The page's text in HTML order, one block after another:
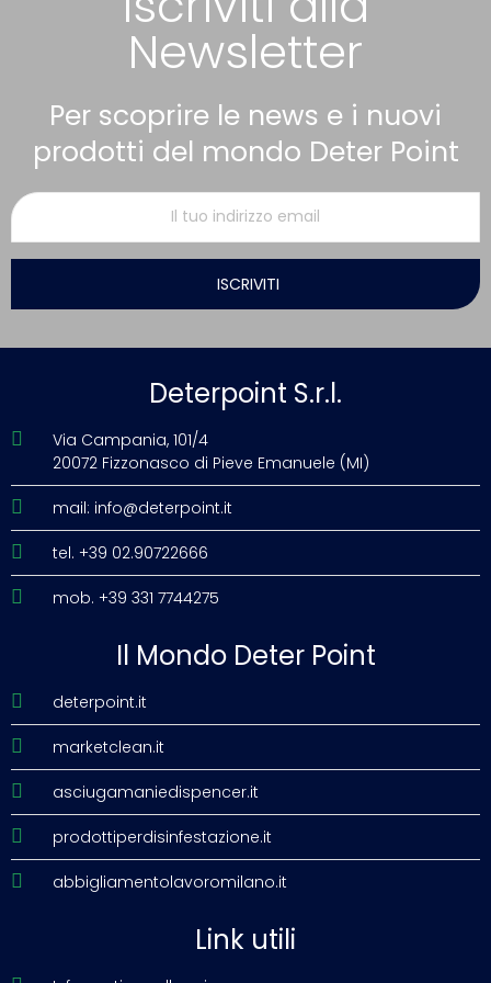
Newsletter
Per scoprire le news e i nuovi
prodotti del mondo Deter Point
ISCRIVITI
Deterpoint S.r.l.
Via Campania, 101/4
20072 Fizzonasco di Pieve Emanuele (MI)
mail: info@deterpoint.it
tel. +39 02.90722666
mob. +39 331 7744275
Il Mondo Deter Point
deterpoint.it
marketclean.it
asciugamaniedispencer.it
prodottiperdisinfestazione.it
abbigliamentolavoromilano.it
Link utili